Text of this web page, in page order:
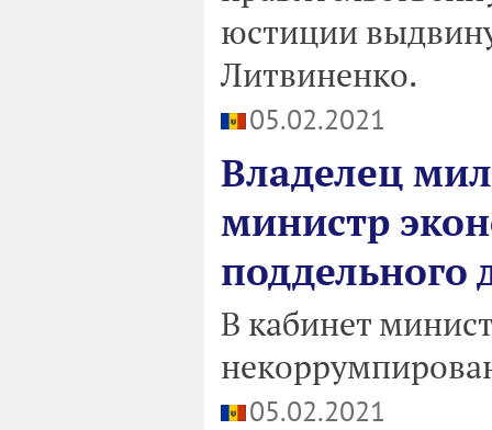
юстиции
Литвиненко.
05.02.2021
Владелец
министр
поддельного
В кабинет
05.02.2021